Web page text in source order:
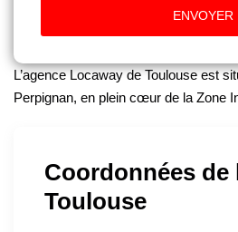
ENVOYER
L’agence Locaway de Toulouse est
Perpignan, en plein cœur de la Zone
Coordonnées de
Toulouse